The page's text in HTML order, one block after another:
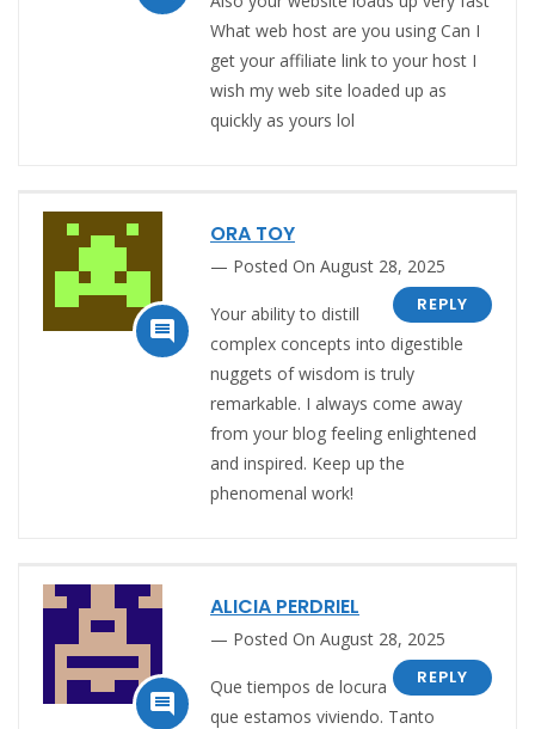
What web host are you using Can I
get your affiliate link to your host I
wish my web site loaded up as
quickly as yours lol

ORA TOY
Posted On August 28, 2025
REPLY
Your ability to distill
complex concepts into digestible
nuggets of wisdom is truly
remarkable. I always come away
from your blog feeling enlightened
and inspired. Keep up the
phenomenal work!

ALICIA PERDRIEL
Posted On August 28, 2025
REPLY
Que tiempos de locura
que estamos viviendo. Tanto